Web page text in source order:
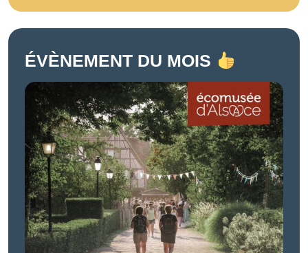
ÉVÈNEMENT DU MOIS